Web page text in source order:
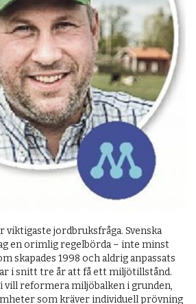
viktigaste jordbruksfråga. Svenska
en orimlig regelbörda – inte minst
skapades 1998 och aldrig anpassats
i snitt tre år att få ett miljötillstånd.
vill reformera miljöbalken i grunden,
som kräver individuell prövning